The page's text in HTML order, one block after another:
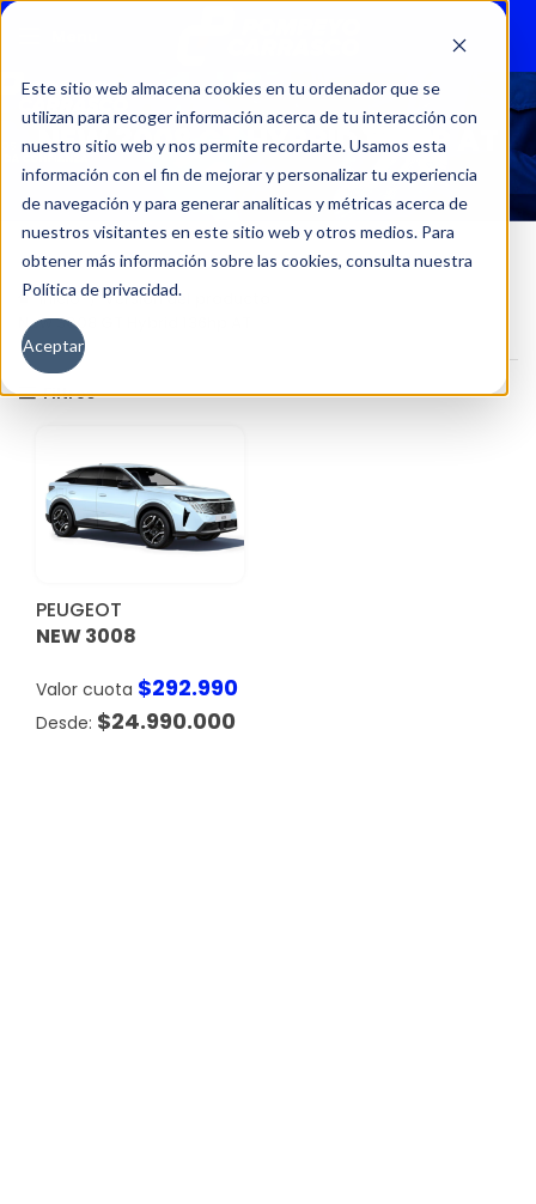
Este sitio web almacena cookies en tu ordenador que se
utilizan para recoger información acerca de tu interacción con
nuestro sitio web y nos permite recordarte. Usamos esta
información con el fin de mejorar y personalizar tu experiencia
de navegación y para generar analíticas y métricas acerca de
nuestros visitantes en este sitio web y otros medios. Para
obtener más información sobre las cookies, consulta nuestra
Política de privacidad.
Aceptar
NEW 3008 GT HYBRID 136HP AT
Inicio
Versión del producto
New 3008 GT Hybrid 136hp AT
Filtros
PEUGEOT
NEW 3008
Valor cuota $292.990
$24.990.000